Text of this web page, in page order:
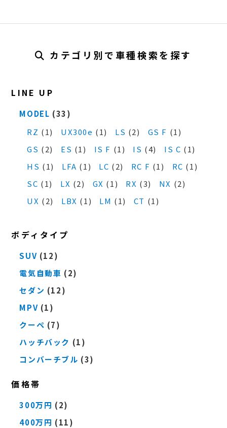
カテゴリ別で車種検索を探す
LINE UP
MODEL (33)
RZ (1) UX300e (1) LS (2) GS F (1)
GS (2) ES (1) IS F (1) IS (4) IS C (1)
HS (1) LFA (1) LC (2) RC F (1) RC (1)
SC (1) LX (2) GX (1) RX (3) NX (2)
UX (2) LBX (1) LM (1) CT (1)
ボディタイプ
SUV (12)
電気自動車 (2)
セダン (12)
MPV (1)
クーペ (7)
ハッチバック (1)
コンバーチブル (3)
価格帯
300万円 (2)
400万円 (11)